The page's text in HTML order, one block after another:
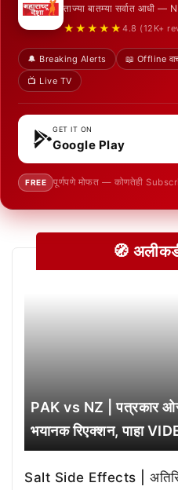
ताज्या बातम्या सर्वात आधी
★★★★★ 4.8 (12K+
🔔 Breaking Alerts 📖 Offline
📺 Live TV
GET IT ON
Google Play
FREE पूर्णपणे मोफत — कोणतेही
🧭
PAK vs NZ | पत्रकार
भयानक रिएक्शन, पाहा
Salt Side Effects |